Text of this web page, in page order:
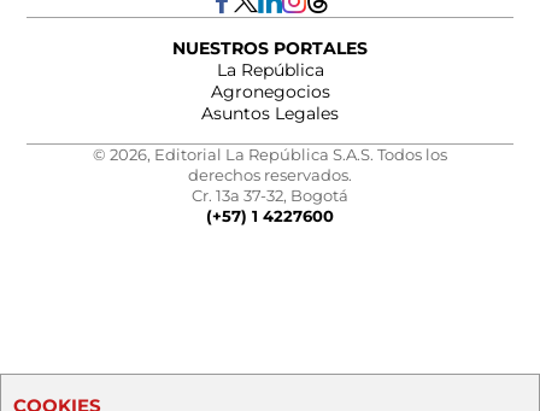
NUESTROS PORTALES
La República
Agronegocios
Asuntos Legales
© 2026, Editorial La República S.A.S. Todos los
derechos reservados.
Cr. 13a 37-32, Bogotá
(+57) 1 4227600
COOKIES